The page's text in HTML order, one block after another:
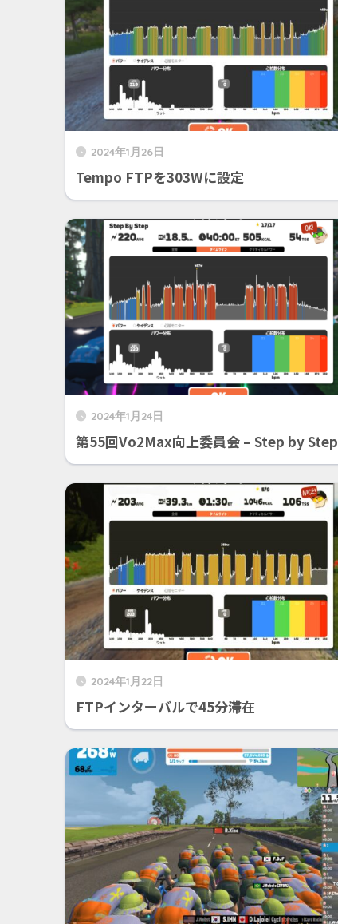
2024年1月26日
Tempo FTPを303Wに設定
2024年1月24日
第55回Vo2Max向上委員会 – Step by Step
2024年1月22日
FTPインターバルで45分滞在